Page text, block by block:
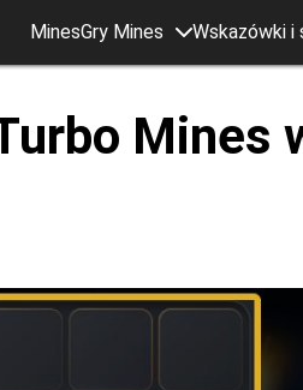
MinesGry Mines Wskazówki
Mines